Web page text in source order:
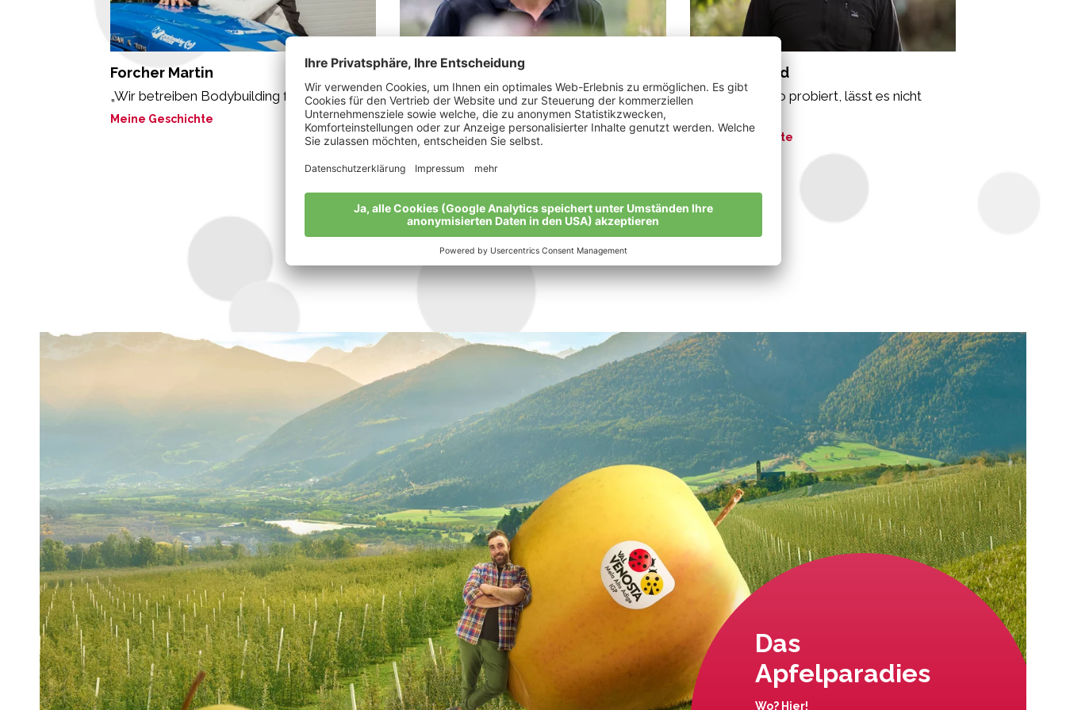
Forcher Martin
„Wir betreiben Bodybuilding für Nützlinge!“
Meine Geschichte
Pinzger Martin
“Die Äpfel. Ein Naturtalent.”
Meine Geschichte
Mair Bernhard
„Wer einmal Bio probiert, lässt es nicht
Meine Geschichte
Alle Bio-Bauern im Überblick
Das
Apfelparadies
Wo? Hier!